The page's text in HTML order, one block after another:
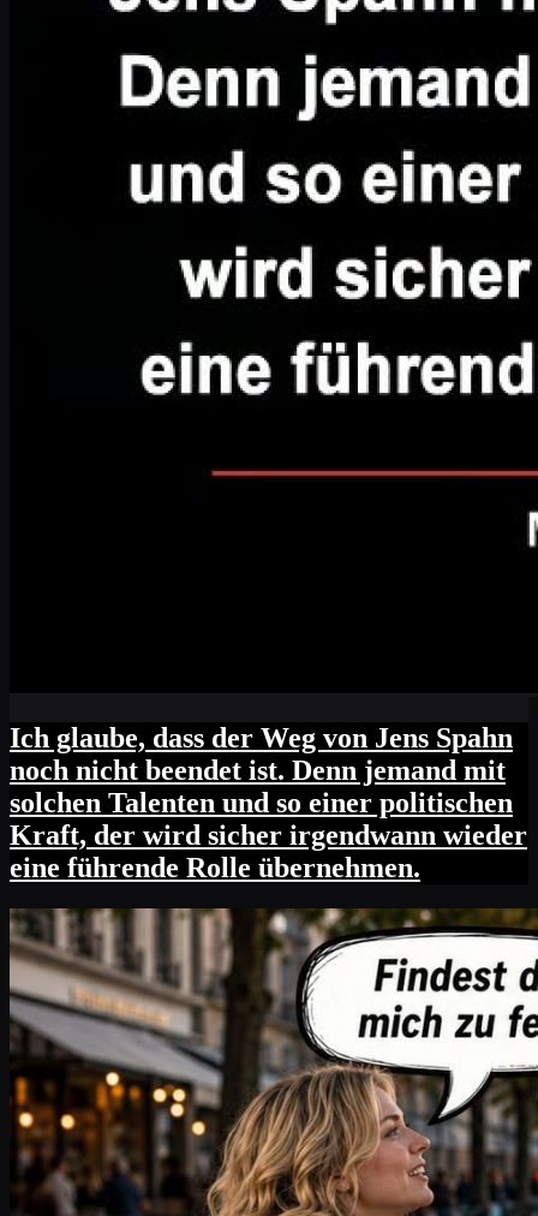
Ich glaube, dass der Weg von Jens Spahn
noch nicht beendet ist. Denn jemand mit
solchen Talenten und so einer politischen
Kraft, der wird sicher irgendwann wieder
eine führende Rolle übernehmen.